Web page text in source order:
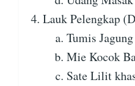
Lauk Pelengkap
Tumis
Mie Kocok
Sate Lilit